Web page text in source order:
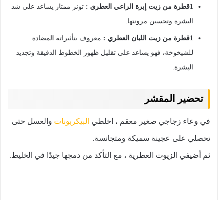
1قطرة من زيت إبرة الراعي العطري :
تونر ممتاز يساعد على شد
البشرة وتحسين مرونتها.
1قطرة من زيت اللبان العطري :
معروف بتأثيراته المضادة
للشيخوخة، فهو يساعد على تقليل ظهور الخطوط الدقيقة وتجديد
البشرة.
تحضير المقشر
في وعاء زجاجي صغير معقم ، اخلطي البيكربونات والعسل حتى
تحصلي على عجينة سميكة ومتجانسة.
ثم أضيفي الزيوت العطرية ، مع التأكد من دمجها جيدًا في الخليط.